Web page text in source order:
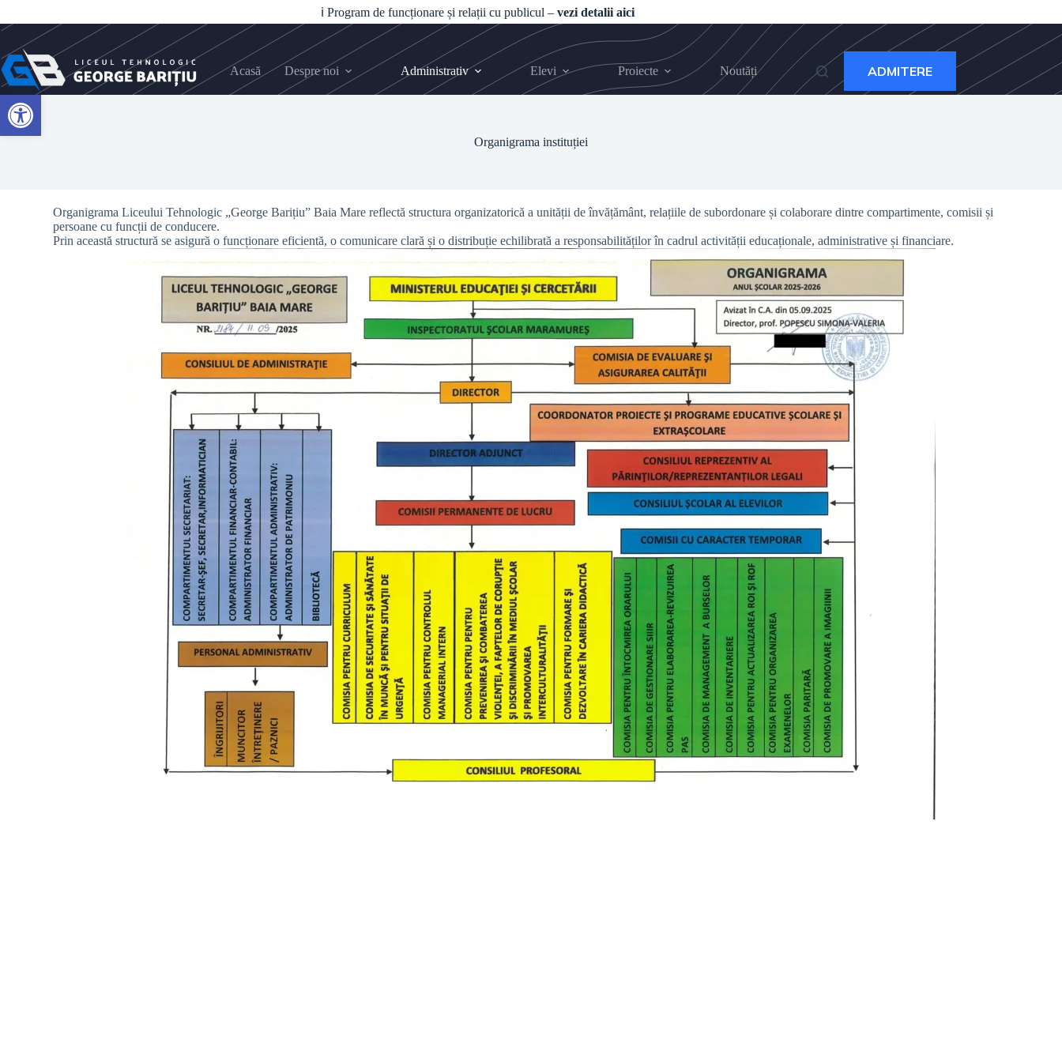
Open toolbar
ℹ️ Program de funcționare și relații cu publicul –vezi detalii aici
Acasă Despre noi Administrativ Elevi Proiecte Noutăți ADMITERE
Organigrama instituției
Organigrama Liceului Tehnologic „George Barițiu” Baia Mare reflectă structura organizatorică a unității de învățământ, relațiile de subordonare și colaborare dintre compartimente, comisii și
persoane cu funcții de conducere.
Prin această structură se asigură o funcționare eficientă, o comunicare clară și o distribuție echilibrată a responsabilităților în cadrul activității educaționale, administrative și financiare.